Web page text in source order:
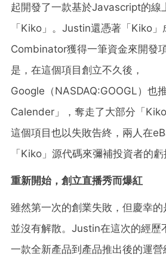
起開發了一款基於Javascript的線
「Kiko」。Justin還憑著「Kiko」
Combinator獲得一筆資金來開發
是，在這個項目創立不久後，
Google（NASDAQ:GOOGL）也
Calender」，奪走了大部分「
這個項目也以失敗告終，兩人在
「Kiko」源代碼來彌補投資者的虧
重新開始，創立直播秀而爆紅
雖然第一次的創業失敗，但慶幸
並沒有解散。Justin在這次的經歷
一款全新產品到產品推出後的運